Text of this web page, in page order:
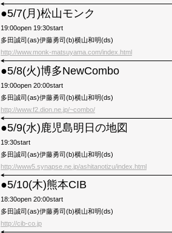
●5/7(月)松山モンク
19:00open 19:30start
多田誠司(as)伊藤勇司(b)横山和明(ds)
http://www.monk-matsuyama.com/index.html
●5/8(火)博多NewCombo
19:00open 20:00start
多田誠司(as)伊藤勇司(b)横山和明(ds)
http://www.f2.dion.ne.jp/~combo/
●5/9(水)鹿児島明日の地図
19:30start
多田誠司(as)伊藤勇司(b)横山和明(ds)
http://www5.synapse.ne.jp/ashitanotizu/index.html
●5/10(木)熊本CIB
18:30open 20:00start
多田誠司(as)伊藤勇司(b)横山和明(ds)
http://cib-co.jp